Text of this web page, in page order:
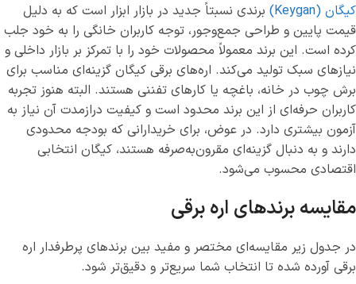
کیگان (Keygan)
برندی نسبتاً جدید در بازار ابزار است که به دلیل
قیمت پایین و طراحی جمع‌وجور، توجه کاربران خانگی را به خود جلب
کرده است. این برند معمولاً محصولات خود را با تمرکز بر بازار داخلی و
نیازهای سبک تولید می‌کند. اره‌های برقی کیگان گزینه‌ای مناسب برای
برش چوب در خانه، باغچه یا کارهای تفننی هستند. البته هنوز تجربه
کاربران حرفه‌ای از این برند محدود است و کیفیت درازمدت آن نیاز به
آزمون بیشتری دارد. در عوض، برای خریدارانی که بودجه محدودی
دارند و به دنبال گزینه‌ای مقرون‌به‌صرفه هستند، کیگان انتخابی
اقتصادی محسوب می‌شود.
مقایسه برندهای اره برقی
در جدول زیر مقایسه‌ای مختصر و مفید بین برندهای پرطرفدار اره
برقی آورده شده تا انتخاب شما سریع‌تر و دقیق‌تر شود.